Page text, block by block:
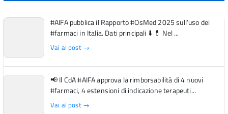
#AIFA pubblica il Rapporto #OsMed 2025 sull’uso dei
#farmaci in Italia. Dati principali ⬇️ 💊 Nel ...
Vai al post →
📢 Il CdA #AIFA approva la rimborsabilità di 4 nuovi
#farmaci, 4 estensioni di indicazione terapeuti...
Vai al post →